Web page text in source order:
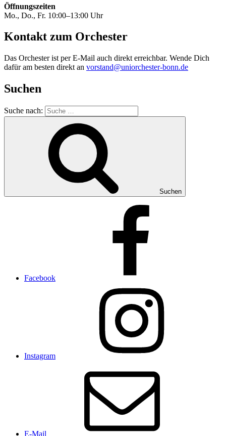
Öffnungszeiten
Mo., Do., Fr. 10:00–13:00 Uhr
Kontakt zum Orchester
Das Orchester ist per E-Mail auch direkt erreichbar. Wende Dich
dafür am besten direkt an vorstand@uniorchester-bonn.de
Suchen
Suche nach:
Suchen
Facebook
Instagram
E-Mail